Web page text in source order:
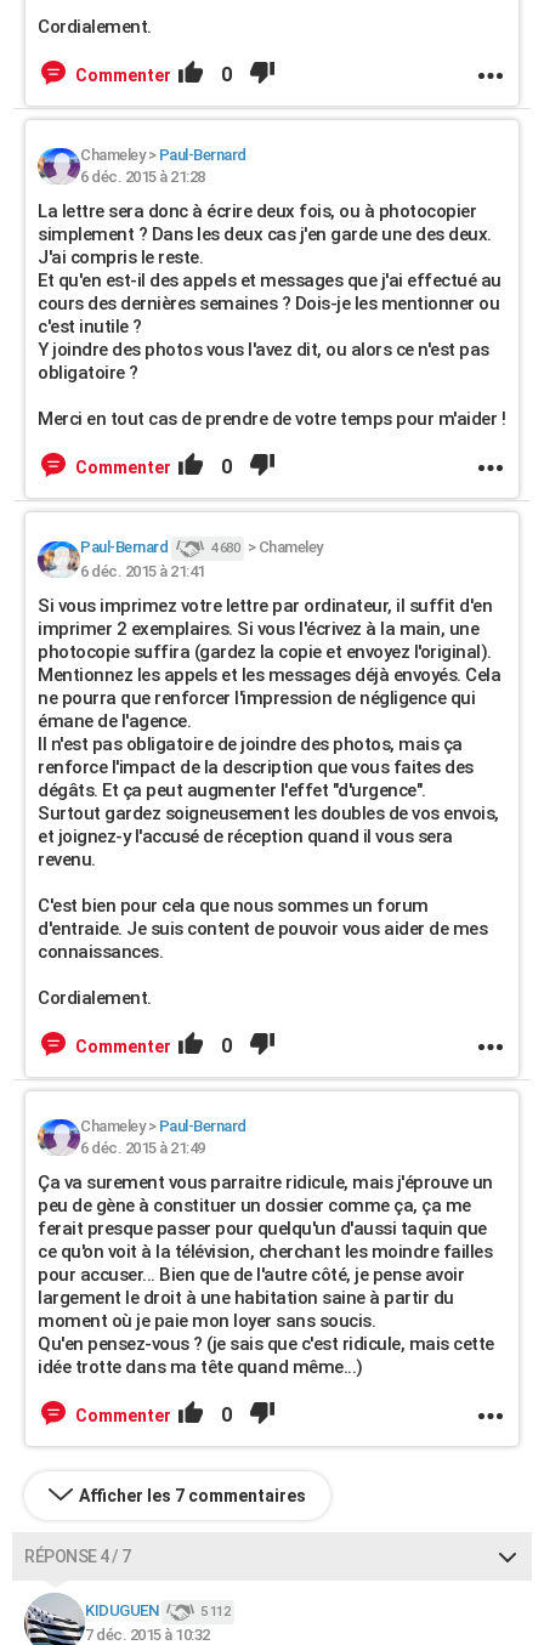
Cordialement.
Commenter 0
Chameley> Paul-Bernard
6 déc. 2015 à 21:28
La lettre sera donc à écrire deux fois, ou à photocopier
simplement ? Dans les deux cas j'en garde une des deux.
J'ai compris le reste.
Et qu'en est-il des appels et messages que j'ai effectué au
cours des dernières semaines ? Dois-je les mentionner ou
c'est inutile ?
Y joindre des photos vous l'avez dit, ou alors ce n'est pas
obligatoire ?
Merci en tout cas de prendre de votre temps pour m'aider !
Commenter 0
Paul-Bernard 4 680 > Chameley
6 déc. 2015 à 21:41
Si vous imprimez votre lettre par ordinateur, il suffit d'en
imprimer 2 exemplaires. Si vous l'écrivez à la main, une
photocopie suffira (gardez la copie et envoyez l'original).
Mentionnez les appels et les messages déjà envoyés. Cela
ne pourra que renforcer l'impression de négligence qui
émane de l'agence.
Il n'est pas obligatoire de joindre des photos, mais ça
renforce l'impact de la description que vous faites des
dégâts. Et ça peut augmenter l'effet "d'urgence".
Surtout gardez soigneusement les doubles de vos envois,
et joignez-y l'accusé de réception quand il vous sera
revenu.
C'est bien pour cela que nous sommes un forum
d'entraide. Je suis content de pouvoir vous aider de mes
connaissances.
Cordialement.
Commenter 0
Chameley> Paul-Bernard
6 déc. 2015 à 21:49
Ça va surement vous parraitre ridicule, mais j'éprouve un
peu de gène à constituer un dossier comme ça, ça me
ferait presque passer pour quelqu'un d'aussi taquin que
ce qu'on voit à la télévision, cherchant les moindre failles
pour accuser... Bien que de l'autre côté, je pense avoir
largement le droit à une habitation saine à partir du
moment où je paie mon loyer sans soucis.
Qu'en pensez-vous ? (je sais que c'est ridicule, mais cette
idée trotte dans ma tête quand même...)
Commenter 0
Afficher les 7 commentaires
RÉPONSE 4 / 7
KIDUGUEN 5 112
7 déc. 2015 à 10:32